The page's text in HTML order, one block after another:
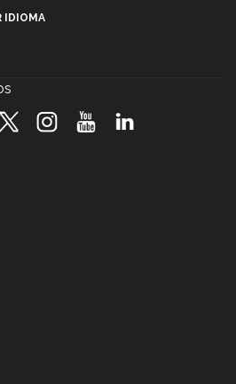
robótica FIRST 2026! (video)
IDIOMA